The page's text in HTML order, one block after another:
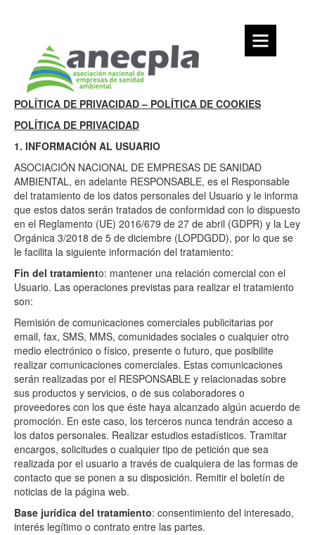
Anecpla
Inicio
Preguntas
frecuentes
Posicionamiento
Administraciones
Públicas
y
otras
entidades
Nota
aclaratoria
sobre
tratamientos
desinfección
Evita
las
«3E»
Buscador
de
empresas
Asóciate
Prensa
Contacto
POLÍTICA DE PRIVACIDAD – POLÍTICA DE COOKIES
POLÍTICA DE PRIVACIDAD
1. INFORMACIÓN AL USUARIO
ASOCIACIÓN NACIONAL DE EMPRESAS DE SANIDAD
AMBIENTAL, en adelante RESPONSABLE, es el Responsable
del tratamiento de los datos personales del Usuario y le informa
que estos datos serán tratados de conformidad con lo dispuesto
en el Reglamento (UE) 2016/679 de 27 de abril (GDPR) y la Ley
Orgánica 3/2018 de 5 de diciembre (LOPDGDD), por lo que se
le facilita la siguiente información del tratamiento:
Fin del tratamiento: mantener una relación comercial con el
Usuario. Las operaciones previstas para realizar el tratamiento
son:
Remisión de comunicaciones comerciales publicitarias por
email, fax, SMS, MMS, comunidades sociales o cualquier otro
medio electrónico o físico, presente o futuro, que posibilite
realizar comunicaciones comerciales. Estas comunicaciones
serán realizadas por el RESPONSABLE y relacionadas sobre
sus productos y servicios, o de sus colaboradores o
proveedores con los que éste haya alcanzado algún acuerdo de
promoción. En este caso, los terceros nunca tendrán acceso a
los datos personales. Realizar estudios estadísticos. Tramitar
encargos, solicitudes o cualquier tipo de petición que sea
realizada por el usuario a través de cualquiera de las formas de
contacto que se ponen a su disposición. Remitir el boletín de
noticias de la página web.
Base jurídica del tratamiento: consentimiento del interesado,
interés legítimo o contrato entre las partes.